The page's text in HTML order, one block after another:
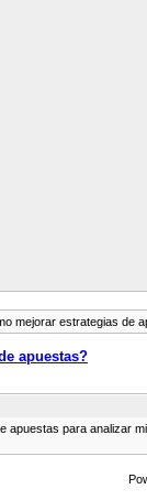
mejorar estrategias de
apuestas?
para analizar